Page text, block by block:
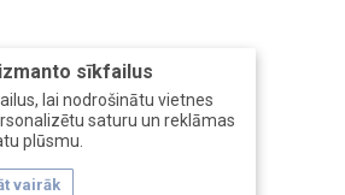
sīkfailus
lai nodrošinātu vietnes
saturu un reklāmas
plūsmu.
vairāk